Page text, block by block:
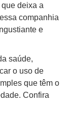
deixa a
companhia
e
saúde,
o uso de
que têm o
Confira